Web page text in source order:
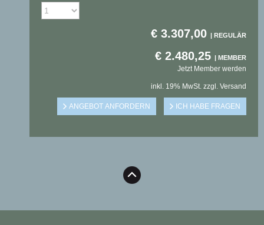
€ 3.307,00
€ 2.480,25
Jetzt Member werden
inkl. 19% MwSt. zzgl. Versand